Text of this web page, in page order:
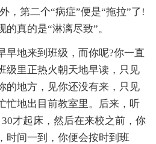
，第二个“病症”便是“拖拉”了!
真的是“淋漓尽致”。
早地来到班级，而你呢?你一直
级里正热火朝天地早读，只见
的地方，见你还没有来，只见
忙地出目前教室里。后来，听
才起床，然后在来校之前，你
时间一到，你便会按时到班